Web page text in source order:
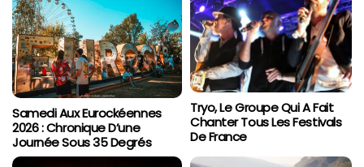
Samedi Aux Eurockéennes
2026 : Chronique D’une
Journée Sous 35 Degrés
Tryo, Le Groupe Qui A Fait
Chanter Tous Les Festivals
De France